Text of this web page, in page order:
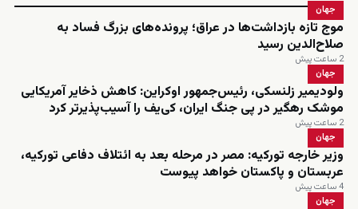
جهان
موج تازه بازداشت‌ها در عراق؛ پرونده‌های بزرگ فساد به
صلاح‌الدین رسید
2 ساعت پیش
جهان
ولودیمیر زلنسکی، رئیس‌جمهور اوکراین: کاهش ذخایر آمریکایی
موشک رهگیر در پی جنگ ایران، کی‌یف را آسیب‌پذیرتر کرد
2 ساعت پیش
جهان
وزیر خارجه تورکیه: مصر در مرحله بعد به ائتلاف دفاعی تورکیه،
عربستان و پاکستان خواهد پیوست
4 ساعت پیش
جهان